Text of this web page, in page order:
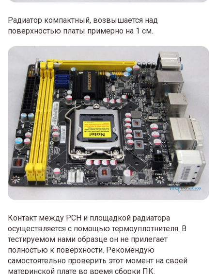
Радиатор компактный, возвышается над
поверхностью платы примерно на 1 см.
Контакт между PCH и площадкой радиатора
осуществляется с помощью термоуплотнителя. В
тестируемом нами образце он не прилегает
полностью к поверхности. Рекомендую
самостоятельно проверить этот момент на своей
материнской плате во время сборки ПК.